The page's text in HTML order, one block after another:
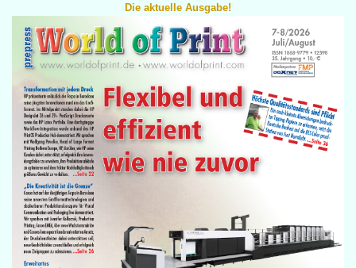
Die aktuelle Ausgabe!